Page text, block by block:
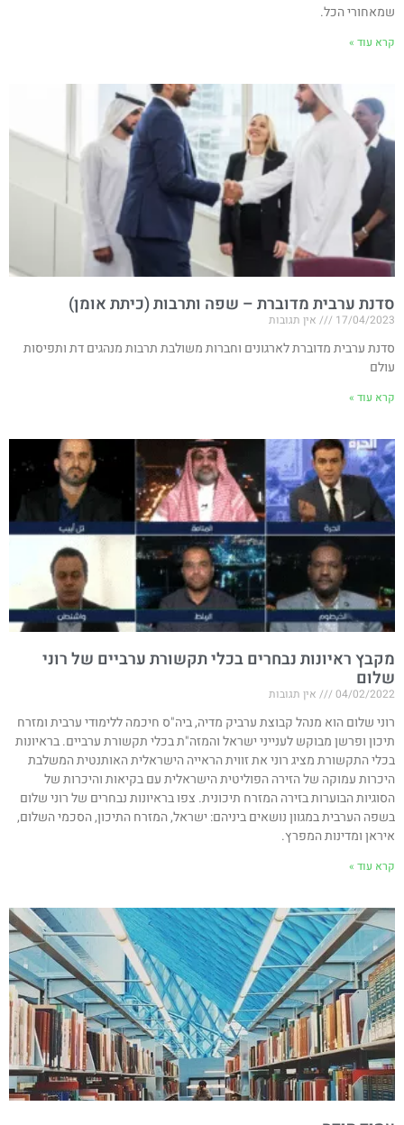
שמאחורי הכל.
קרא עוד »
סדנת ערבית מדוברת – שפה ותרבות (כיתת אומן)
17/04/2023 אין תגובות
סדנת ערבית מדוברת לארגונים וחברות משולבת תרבות מנהגים דת ותפיסות
עולם
קרא עוד »
מקבץ ראיונות נבחרים בכלי תקשורת ערביים של רוני
שלום
04/02/2022 אין תגובות
רוני שלום הוא מנהל קבוצת ערביק מדיה, ביה"ס חיכמה ללימודי ערבית ומזרח
תיכון ופרשן מבוקש לענייני ישראל והמזה"ת בכלי תקשורת ערביים. בראיונות
בכלי התקשורת מציג רוני את זווית הראייה הישראלית האותנטית המשלבת
היכרות עמוקה של הזירה הפוליטית הישראלית עם בקיאות והיכרות של
הסוגיות הבוערות בזירה המזרח תיכונית. צפו בראיונות נבחרים של רוני שלום
בשפה הערבית במגוון נושאים ביניהם: ישראל, המזרח התיכון, הסכמי השלום,
איראן ומדינות המפרץ.
קרא עוד »